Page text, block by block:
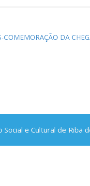
COMEMORAÇÃO DA
e Cultural de Riba